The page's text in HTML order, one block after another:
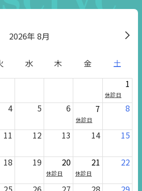
2026 8月
水 木 金
土
1
休診日
4 5 6 7
休診日
8
11 12 13 14 15
18 19 20
休診日
21
休診日
22